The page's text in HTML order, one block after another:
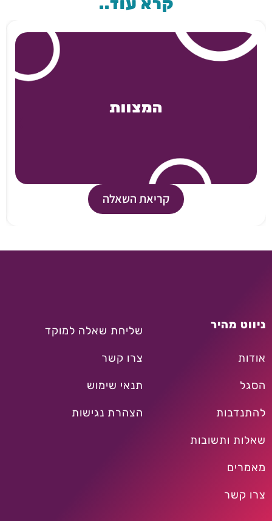
המצוות
קריאת השאלה
ניווט מהיר
אודות
הסגל
להתנדבות
שאלות ותשובות
מאמרים
צרו קשר
שליחת שאלה למוקד
צרו קשר
תנאי שימוש
הצהרת נגישות